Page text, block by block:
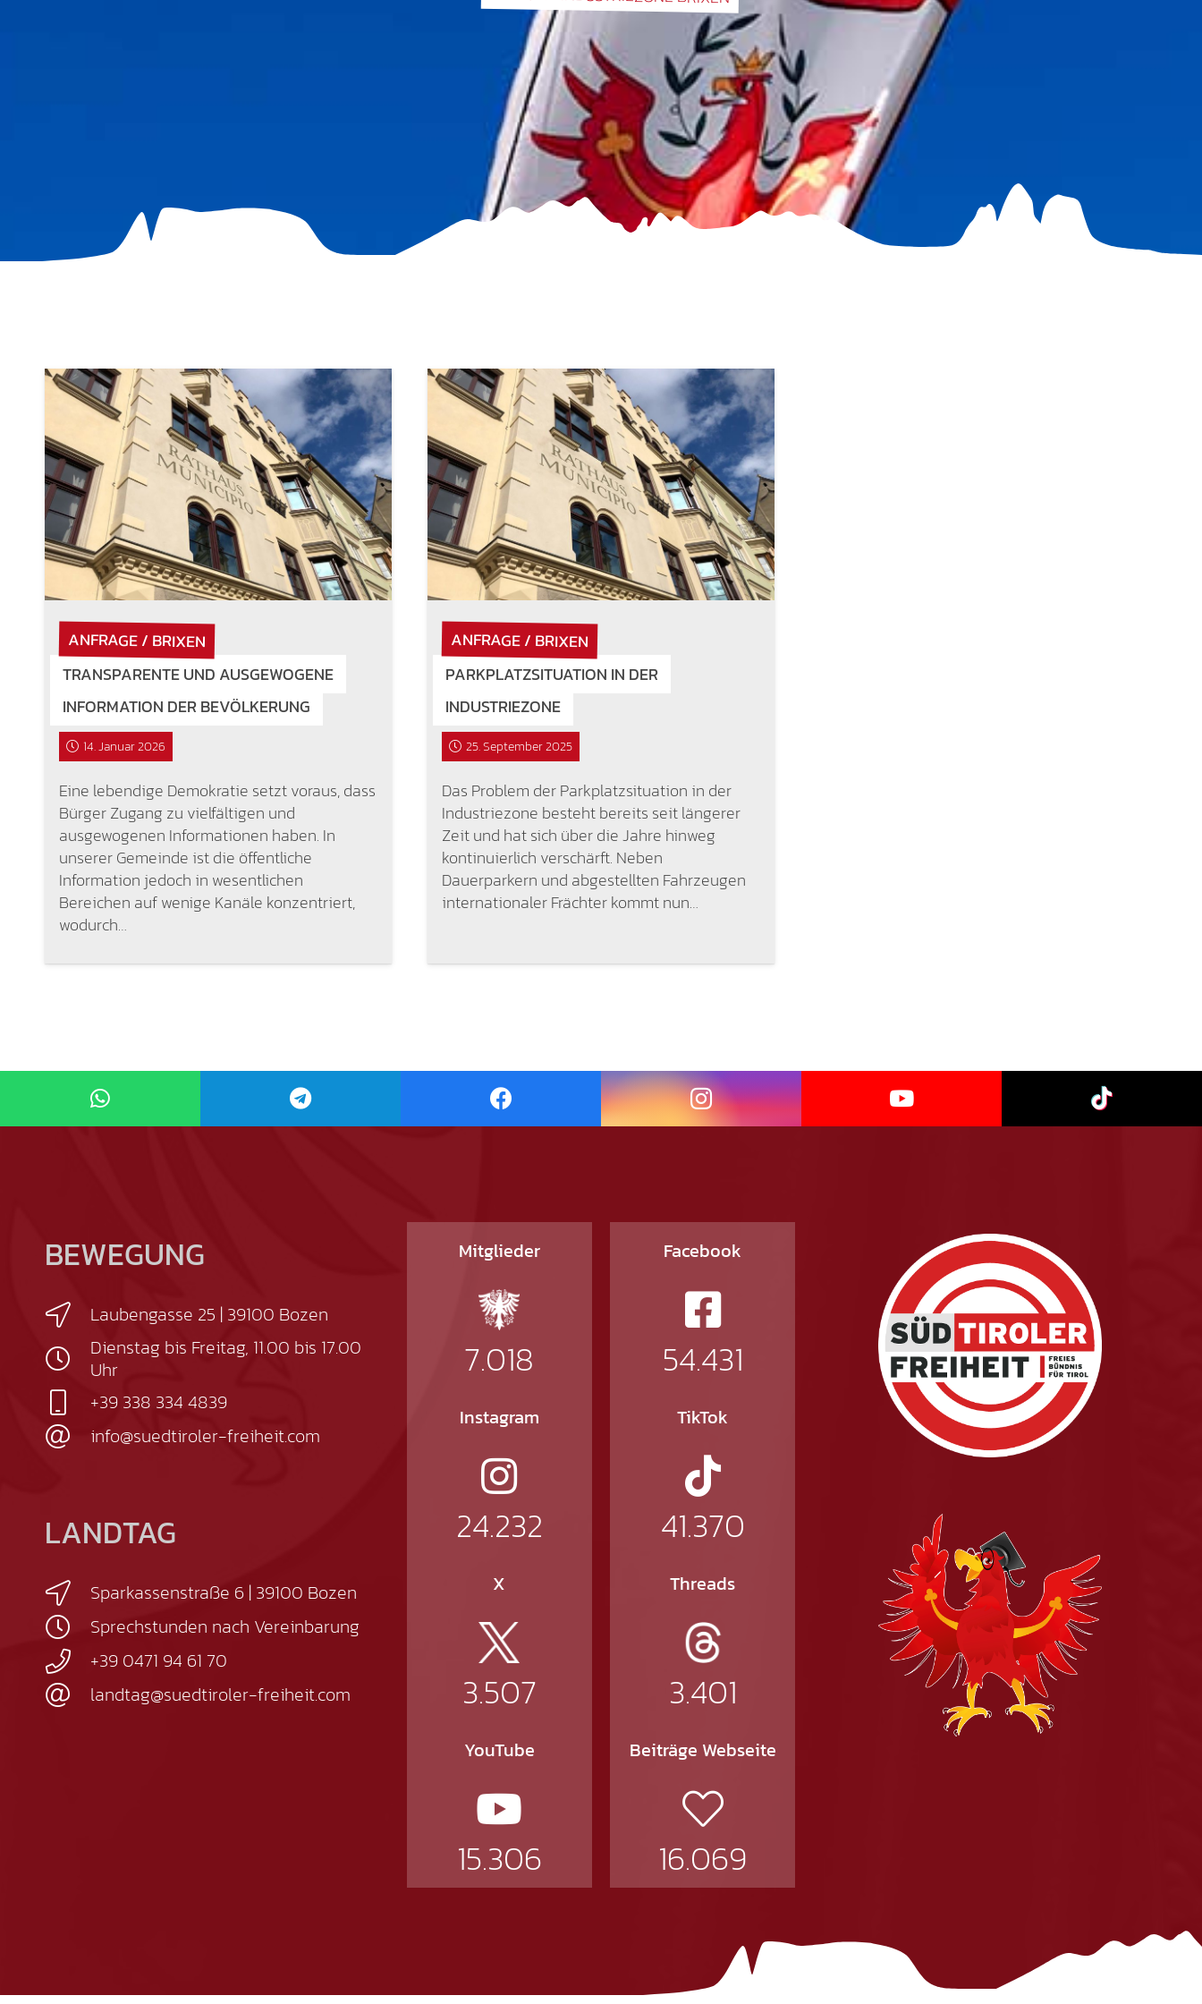
ANFRAGE / BRIXEN
TRANSPARENTE UND AUSGEWOGENE
INFORMATION DER BEVÖLKERUNG
14. Januar 2026
Eine lebendige Demokratie setzt voraus, dass
Bürger Zugang zu vielfältigen und
ausgewogenen Informationen haben. In
unserer Gemeinde ist die öffentliche
Information jedoch in wesentlichen
Bereichen auf wenige Kanäle konzentriert,
wodurch…
ANFRAGE / BRIXEN
PARKPLATZSITUATION IN DER
INDUSTRIEZONE
25. September 2025
Das Problem der Parkplatzsituation in der
Industriezone besteht bereits seit längerer
Zeit und hat sich über die Jahre hinweg
kontinuierlich verschärft. Neben
Dauerparkern und abgestellten Fahrzeugen
internationaler Frächter kommt nun…
BEWEGUNG
Laubengasse 25 | 39100 Bozen
Dienstag bis Freitag, 11.00 bis 17.00
Uhr
+39 338 334 4839
info@suedtiroler-freiheit.com
LANDTAG
Sparkassenstraße 6 | 39100 Bozen
Sprechstunden nach Vereinbarung
+39 0471 94 61 70
landtag@suedtiroler-freiheit.com
Mitglieder
7.018
Facebook
54.431
Instagram
24.232
TikTok
41.370
X
3.507
Threads
3.401
YouTube
15.306
Beiträge Webseite
16.069